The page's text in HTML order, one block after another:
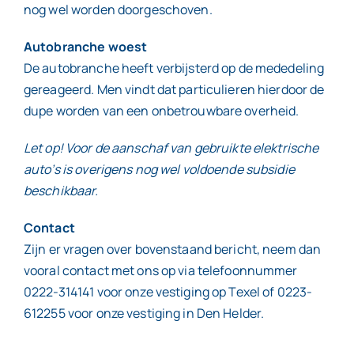
nog wel worden doorgeschoven.
Autobranche woest
De autobranche heeft verbijsterd op de mededeling
gereageerd. Men vindt dat particulieren hierdoor de
dupe worden van een onbetrouwbare overheid.
Let op! Voor de aanschaf van gebruikte elektrische
auto’s is overigens nog wel voldoende subsidie
beschikbaar.
Contact
Zijn er vragen over bovenstaand bericht, neem dan
vooral contact met ons op via telefoonnummer
0222-314141 voor onze vestiging op Texel of 0223-
612255 voor onze vestiging in Den Helder.